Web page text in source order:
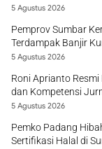
5 Agustus 2026
Pemprov Sumbar
Terdampak Banjir
5 Agustus 2026
Roni Aprianto
dan Kompetensi
5 Agustus 2026
Pemko Padang
Sertifikasi Halal di